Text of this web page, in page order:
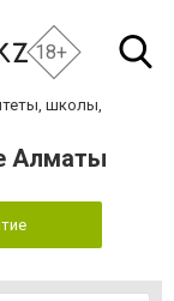
18+
школы,
Алматы